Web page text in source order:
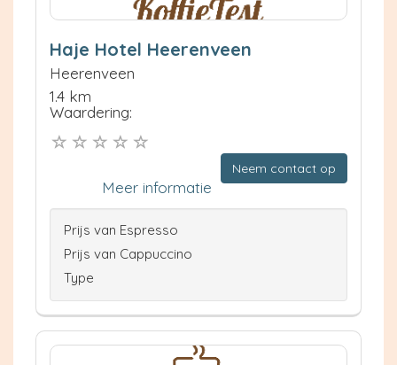
Haje Hotel Heerenveen
Heerenveen
1.4 km
Waardering:
Neem contact op
Meer informatie
Prijs van Espresso
Prijs van Cappuccino
Type